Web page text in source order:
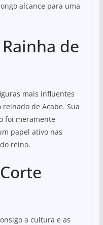
alcance para uma
de
mais influentes
de Acabe. Sua
foi meramente
papel ativo nas
reino.
a cultura e as